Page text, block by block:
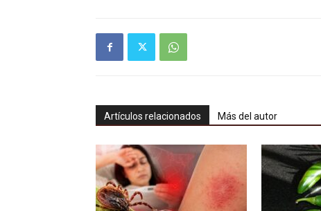
Artículos relacionados Más del autor